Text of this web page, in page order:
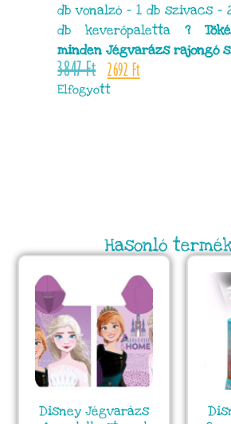
db vonalzó – 1 db szivacs
db keverőpaletta ?
minden Jégvarázs rajongó
3847Ft 2692 Ft
Elfogyott
Hasonló
Disney Jégvarázs